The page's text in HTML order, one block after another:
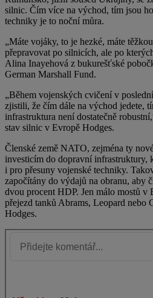
silnic. Čím více na východ, tím jsou
techniky je to noční můra.
„Máte vojáky, to je hezké, máte
přepravovat po silnicích, ale po
Alina Inayehová z bukurešťské
German Marshall Fund.
„Během vojenských cvičení v
zjistili, že čím dále na východ jedete,
infrastruktura není dostatečně
stav silnic v Evropě Hodges.
Členské země NATO, zejména ty
investicím do dopravní infrastruktury,
i pro přesuny vojenské techniky.
započítány do výdajů na obranu, aby
dvou procent HDP. Jen málo mostů v
přejezd tanků Abrams, Leopard nebo
Hodges.